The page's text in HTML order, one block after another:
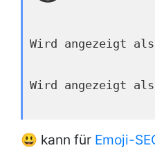
Wird angezeigt
Wird angezeigt
😃 kann für Emoji-